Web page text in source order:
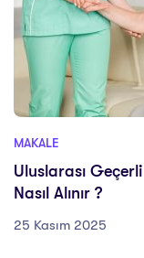
MAKALE
Uluslarası
Nasıl Alınır ?
25 Kasım 2025